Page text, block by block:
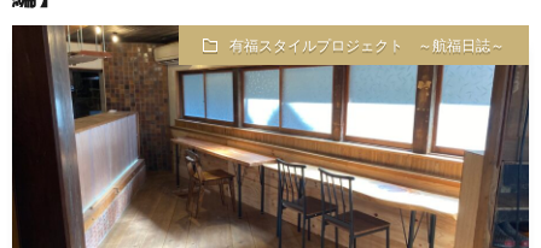
航
日
有福スタイルプロジェクト ～航福日誌～